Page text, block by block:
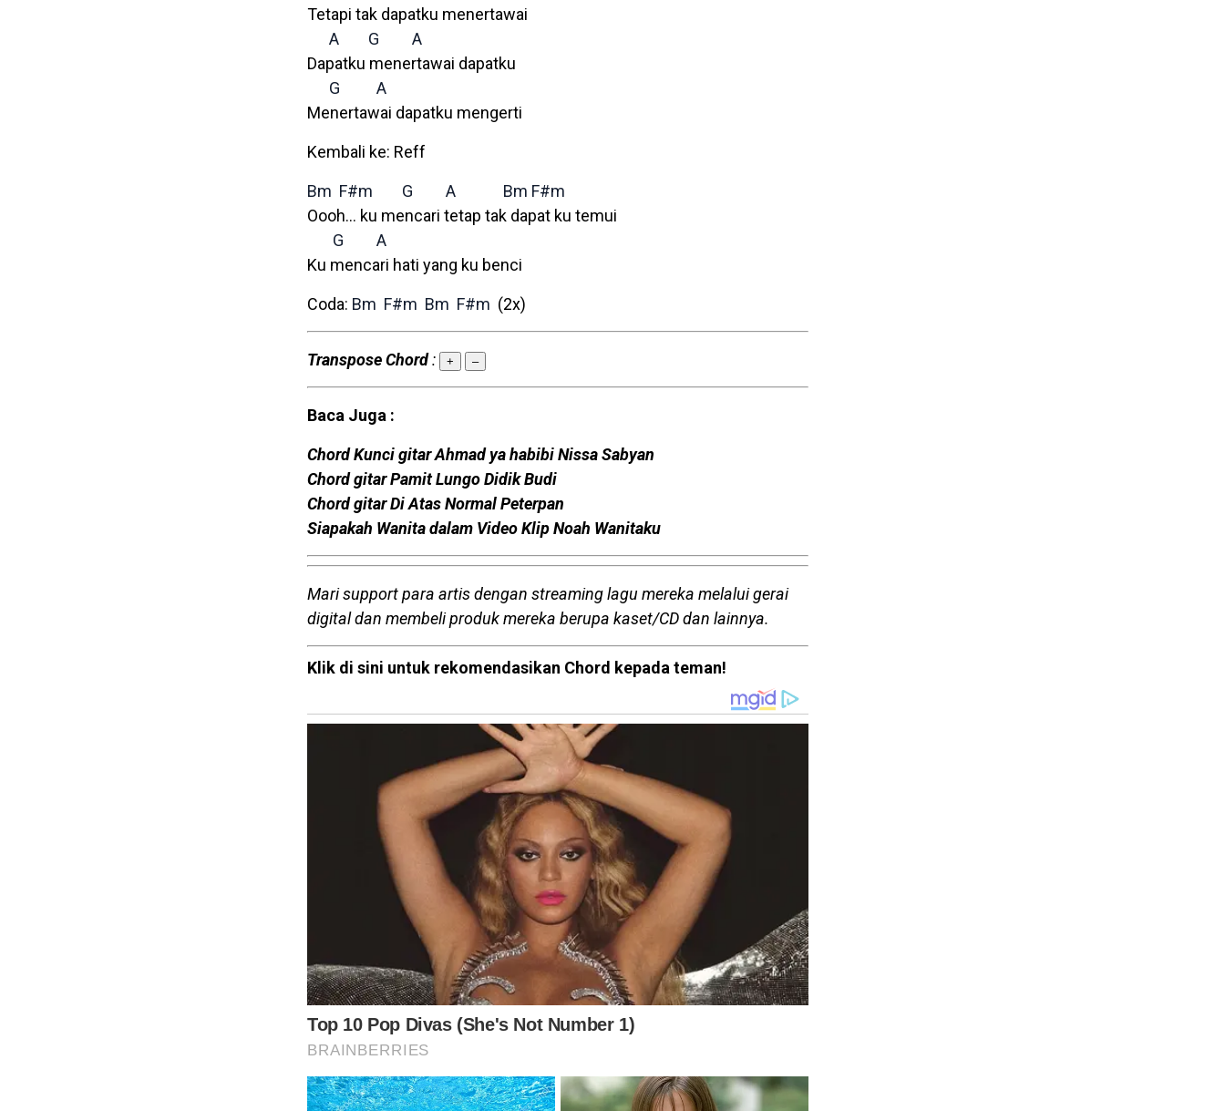
Tetapi tak dapatku menertawai
A
G
A
Dapatku menertawai dapatku
G
A
Menertawai dapatku mengerti
Kembali ke: Reff
Bm F#m G A Bm F#m
Oooh… ku mencari tetap tak dapat ku temui
G
A
Ku mencari hati yang ku benci
Coda: Bm F#m Bm F#m (2x)
Transpose Chord: + –
Baca Juga :
Chord Kunci gitar Ahmad ya habibi Nissa Sabyan
Chord gitar Pamit Lungo Didik Budi
Chord gitar Di Atas Normal Peterpan
Siapakah Wanita dalam Video Klip Noah Wanitaku
Mari support para artis dengan streaming lagu mereka melalui gerai
digital dan membeli produk mereka berupa kaset/CD dan lainnya.
Klik di sini untuk rekomendasikan Chord kepada teman!